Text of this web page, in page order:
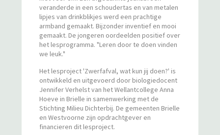
veranderde in een schoudertas en van metalen
lipjes van drinkblikjes werd een prachtige
armband gemaakt. Bijzonder inventief en mooi
gemaakt. De jongeren oordeelden positief over
het lesprogramma. "Leren door te doen vinden
we leuk."
Het lesproject 'Zwerfafval, wat kun jij doen?' is
ontwikkeld en uitgevoerd door biologiedocent
Jennifer Verhelst van het Wellantcollege Anna
Hoeve in Brielle in samenwerking met de
Stichting Milieu Dichterbij. De gemeenten Brielle
en Westvoorne zijn opdrachtgever en
financieren dit lesproject.